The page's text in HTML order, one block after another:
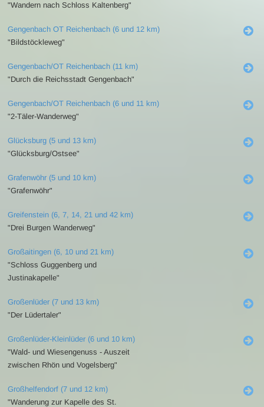
"Wandern nach Schloss Kaltenberg"
Gengenbach OT Reichenbach (6 und 12 km)
"Bildstöckleweg"
Gengenbach/OT Reichenbach (11 km)
"Durch die Reichsstadt Gengenbach"
Gengenbach/OT Reichenbach (6 und 11 km)
"2-Täler-Wanderweg"
Glücksburg (5 und 13 km)
"Glücksburg/Ostsee"
Grafenwöhr (5 und 10 km)
"Grafenwöhr"
Greifenstein (6, 7, 14, 21 und 42 km)
"Drei Burgen Wanderweg"
Großaitingen (6, 10 und 21 km)
"Schloss Guggenberg und
Justinakapelle"
Großenlüder (7 und 13 km)
"Der Lüdertaler"
Großenlüder-Kleinlüder (6 und 10 km)
"Wald- und Wiesengenuss - Auszeit
zwischen Rhön und Vogelsberg"
Großhelfendorf (7 und 12 km)
"Wanderung zur Kapelle des St.